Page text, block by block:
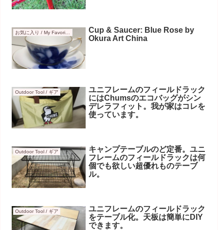
Cup & Saucer: Blue Rose by
Okura Art China
Outdoor Tool / ギア
ユニフレームのフィールドラック
にはChumsのエコバッグがシン
デレラフィット。我が家はコレを
使っています。
Outdoor Tool / ギア
キャンプテーブルのど定番。ユニ
フレームのフィールドラックは何
個でも欲しい超優れものテーブ
ル。
Outdoor Tool / ギア
ユニフレームのフィールドラック
をテーブル化。天板は簡単にDIY
できます。